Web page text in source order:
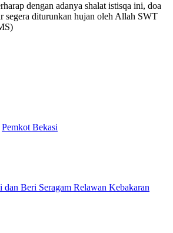
dengan adanya shalat istisqa ini, doa
segera diturunkan hujan oleh Allah SWT
Pemkot Bekasi
Beri Seragam Relawan Kebakaran